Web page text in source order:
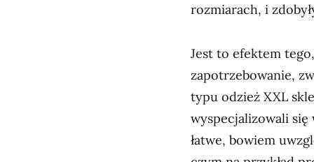
rozmiarach, i
Jest to efektem
zapotrzebowanie,
typu odzież XXL
wyspecjalizowali
łatwe, bowiem